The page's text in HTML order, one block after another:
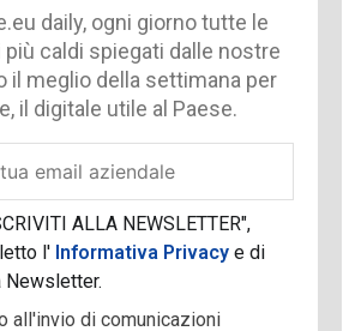
daily, ogni giorno tutte le
caldi spiegati dalle nostre
il meglio della settimana per
il digitale utile al Paese.
ALLA NEWSLETTER",
l'Informativa Privacy e di
Newsletter.
all'invio di comunicazioni